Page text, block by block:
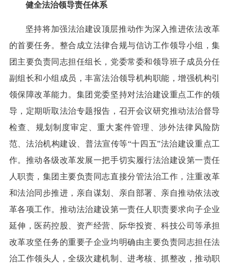
健全法治领导责任体系
坚持将加强法治建设顶层推动作为深入推进依法改革
的首要任务。整合成立法律合规与信访工作领导小组，集
团主要负责同志担任组长，党委常委和领导班子成员分任
副组长和小组成员，丰富法治领导机构职能，增强机构引
领保障改革能力。集团党委坚持对法治建设重点工作的领
导，定期听取法治专题报告，召开会议研究推动法治督导
检查、规划制度审定、重大案件管理、涉外法律风险防
范、法治机构建设、普法宣传等“十四五”法治建设重点工
作。推动各级改革发展一把手切实履行法治建设第一责任
人职责，集团主要负责同志直接分管法治工作，注重改革
和法治同步推进，亲自谋划、亲自部署、亲自推动依法改
革各项工作。推动法治建设第一责任人职责要求向子企业
延伸，医药控股、资产经营、际华投资、科技公司等承担
改革攻坚任务的重要子企业均明确由主要负责同志担任法
治工作领头人，全级次建机制、进考核、抓整改，推动职